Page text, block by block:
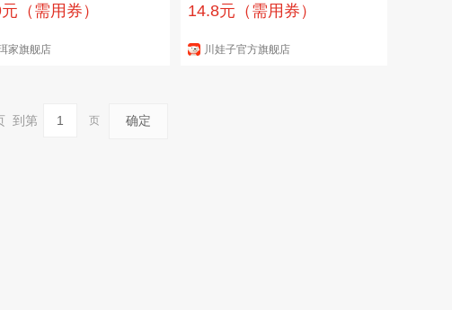
装（需用券）
家旗舰店
60g
14.8元（需用券）
川娃子官方旗舰店
到第 页 确定